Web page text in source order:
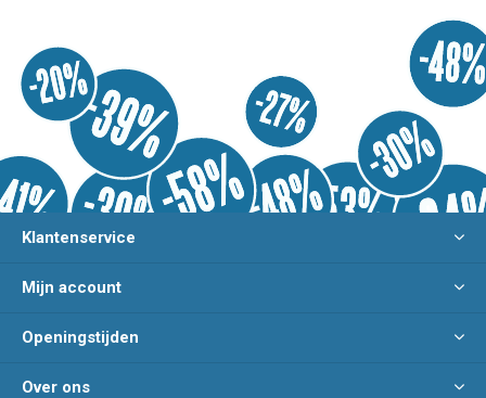
Klantenservice
Mijn account
Openingstijden
Over ons